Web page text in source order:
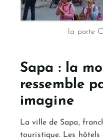
la porte
Sapa : la
ressemble
imagine
La ville de Sapa,
touristique. Les hôtels